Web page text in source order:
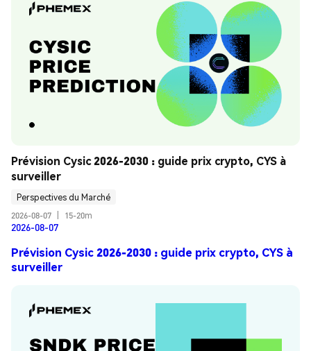
Prévision Cysic 2026-2030 : guide prix crypto, CYS à
surveiller
Perspectives du Marché
2026-08-07
15-20m
2026-08-07
Prévision Cysic 2026-2030 : guide prix crypto, CYS à
surveiller